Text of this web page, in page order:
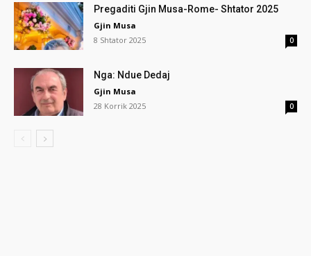
Pregaditi Gjin Musa-Rome- Shtator 2025
Gjin Musa
8 Shtator 2025
0
Nga: Ndue Dedaj
Gjin Musa
28 Korrik 2025
0